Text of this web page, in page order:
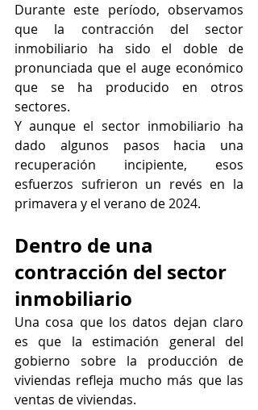
Durante este período, observamos
que la contracción del sector
inmobiliario ha sido el doble de
pronunciada que el auge económico
que se ha producido en otros
sectores.
Y aunque el sector inmobiliario ha
dado algunos pasos hacia una
recuperación incipiente, esos
esfuerzos sufrieron un revés en la
primavera y el verano de 2024.
Dentro de una
contracción del sector
inmobiliario
Una cosa que los datos dejan claro
es que la estimación general del
gobierno sobre la producción de
viviendas refleja mucho más que las
ventas de viviendas.